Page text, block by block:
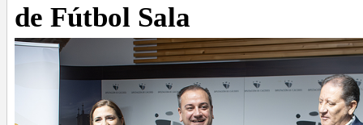
de Fútbol Sala